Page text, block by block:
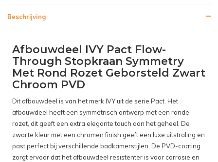
Beschrijving
Afbouwdeel IVY Pact Flow-
Through Stopkraan Symmetry
Met Rond Rozet Geborsteld Zwart
Chroom PVD
Dit afbouwdeel is van het merk IVY uit de serie Pact. Het
afbouwdeel heeft een symmetrisch ontwerp met een ronde
rozet, dit geeft een extra elegante touch aan het geheel. De
zwarte kleur met een chromen finish geeft een luxe uitstraling en
past perfect bij verschillende badkamerstijlen. De PVD-coating
zorgt ervoor dat het afbouwdeel resistenter is voor corrosie en